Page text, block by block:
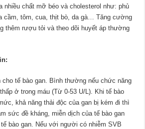
nhiều chất mỡ béo và cholesterol như: phủ
cầm, tôm, cua, thịt bò, da gà… Tăng cường
thêm rượu tỏi và theo dõi huyết áp thường
cho tế bào gan. Bình thường nếu chức năng
ở trong máu (Từ 0-53 U/L). Khi tế bào
khả năng thải độc của gan bị kém đi thì
sức đề kháng, miễn dịch của tế bào gan
bào gan. Nếu với người có nhiễm SVB